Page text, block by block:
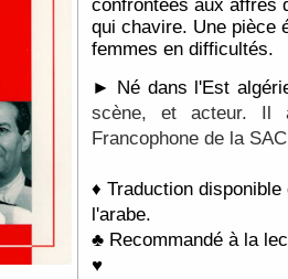
confrontées aux affres
qui chavire. Une pièce
femmes en difficultés.
► Né dans l'Est
scène, et acteur.
Il
Francophone de la
♦ Traduction
l'arabe.
♣ Recommandé à la
♥